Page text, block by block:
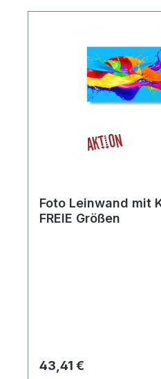
Foto Leinwand mit
FREIE Größen
Regulärer Preis:
43,41 €